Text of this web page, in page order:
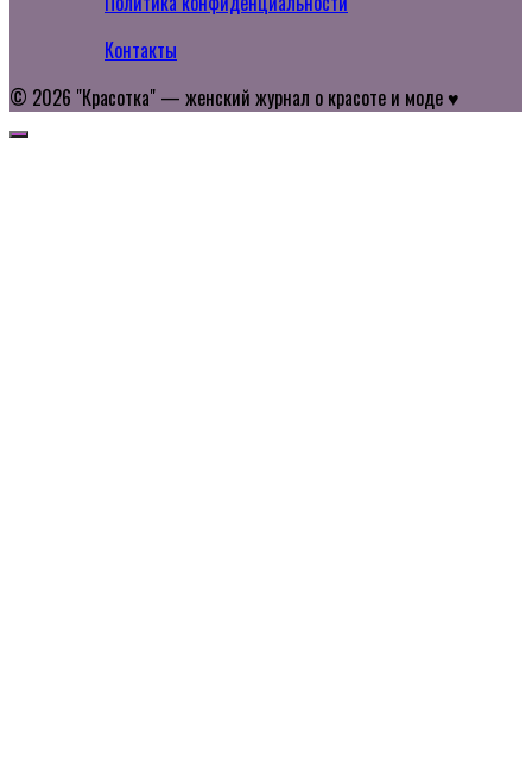
Контакты
© 2026 "Красотка" — женский журнал о красоте и моде ♥